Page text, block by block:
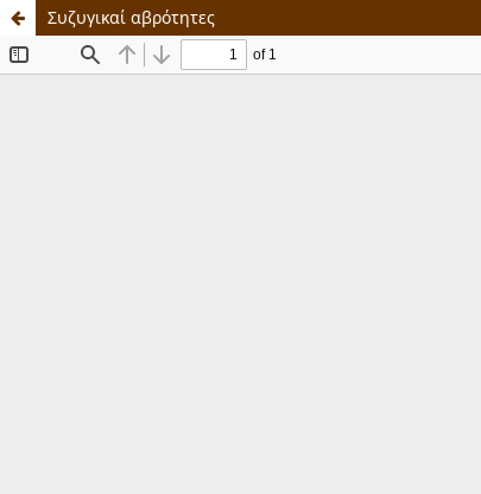
Συζυγικαί αβρότητες